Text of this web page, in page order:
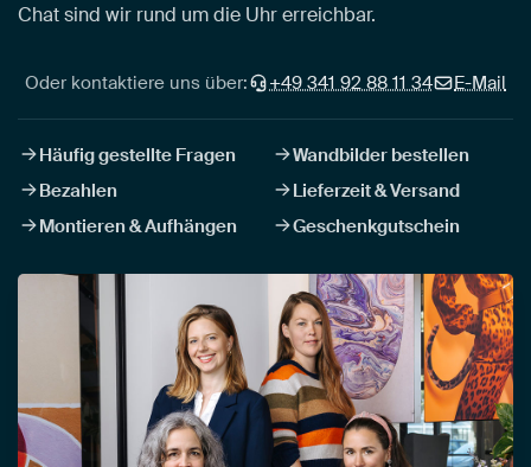
Chat sind wir rund um die Uhr erreichbar.
Oder kontaktiere uns über: +49 341 92 88 11 34 E-Mail
Häufig gestellte Fragen
Wandbilder bestellen
Bezahlen
Lieferzeit & Versand
Montieren & Aufhängen
Geschenkgutschein